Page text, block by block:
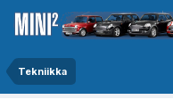
Tekniikka